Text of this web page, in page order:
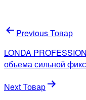
Навигация
по
записям
Previous Товар
LONDA
объема сильной
Next Товар